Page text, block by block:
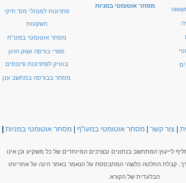
מסחר אוטומטי במניות
פתרונות למנהלי מס' תיקי
השקעות
מסחר אוטומטי במט"ח
ספרי בורסה ושוק ההון
בוטיק לפתרונות פיננסים
מסחר בבורסה במחשב ענן
צור קשר מסחר אוטומטי במעו"ף מסחר אוטומטי במניות
לייעוץ המתחשב בנתונים ובצרכים המיוחדים של כל משקיע וכן אינו
קבלת החלטה כלשהי המתבססת על הנאמר באתר הינה על אחריותו
הבלעדית של הקורא.